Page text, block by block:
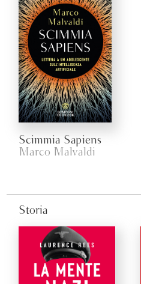
Scimmia Sapiens
Marco Malvaldi
Storia